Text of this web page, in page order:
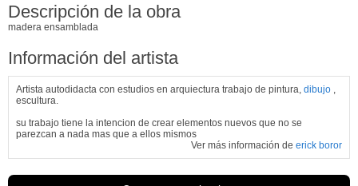
Descripción de la obra
madera ensamblada
Información del artista
Artista autodidacta con estudios en arquiectura trabajo de pintura, dibujo
escultura.
su trabajo tiene la intencion de crear elementos nuevos que no se
parezcan a nada mas que a ellos mismos
Ver más información de erick boror